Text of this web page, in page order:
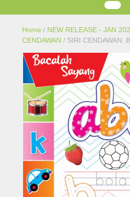
Home / NEW RELEASE - JAN
CENDAWAN / SIRI CENDAWAN: